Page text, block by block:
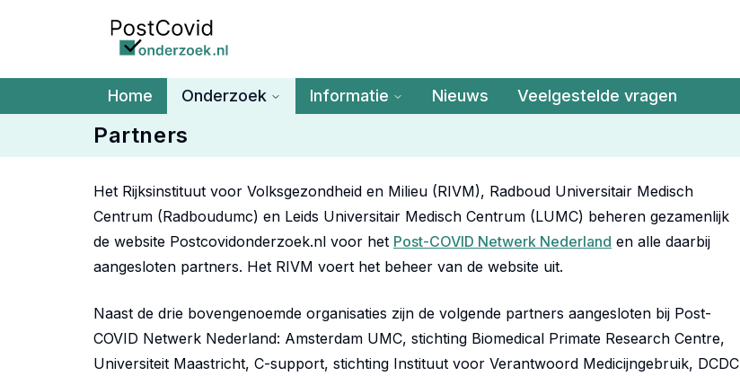
Ga naar de hoofdinhoud
Home Onderzoek Informatie Nieuws Veelgestelde vragen
Partners
Het Rijksinstituut voor Volksgezondheid en Milieu (RIVM), Radboud Universitair Medisch
Centrum (Radboudumc) en Leids Universitair Medisch Centrum (LUMC) beheren gezamenlijk
de website Postcovidonderzoek.nl voor het Post-COVID Netwerk Nederland en alle daarbij
aangesloten partners. Het RIVM voert het beheer van de website uit.
Naast de drie bovengenoemde organisaties zijn de volgende partners aangesloten bij Post-
COVID Netwerk Nederland: Amsterdam UMC, stichting Biomedical Primate Research Centre,
Universiteit Maastricht, C-support, stichting Instituut voor Verantwoord Medicijngebruik, DCDC